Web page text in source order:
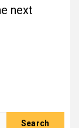
next